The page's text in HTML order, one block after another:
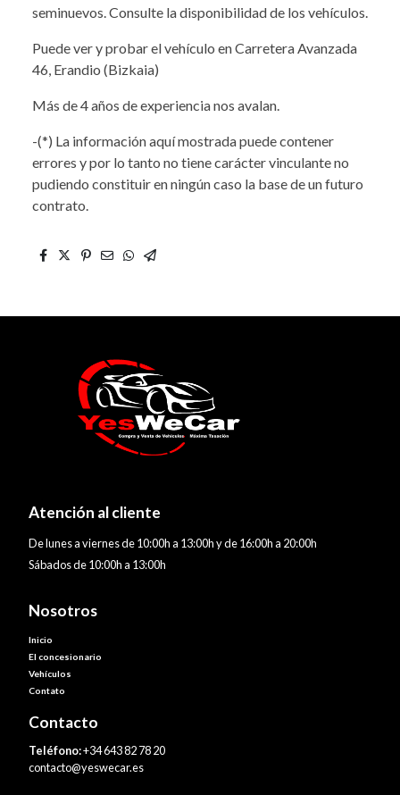
seminuevos. Consulte la disponibilidad de los vehículos.
Puede ver y probar el vehículo en Carretera Avanzada
46, Erandio (Bizkaia)
Más de 4 años de experiencia nos avalan.
-(*) La información aquí mostrada puede contener
errores y por lo tanto no tiene carácter vinculante no
pudiendo constituir en ningún caso la base de un futuro
contrato.
Atención al cliente
De lunes a viernes de 10:00h a 13:00h y de 16:00h a 20:00h
Sábados de 10:00h a 13:00h
Nosotros
Inicio
El concesionario
Vehículos
Contato
Contacto
Teléfono:+34 643 82 78 20
contacto@yeswecar.es